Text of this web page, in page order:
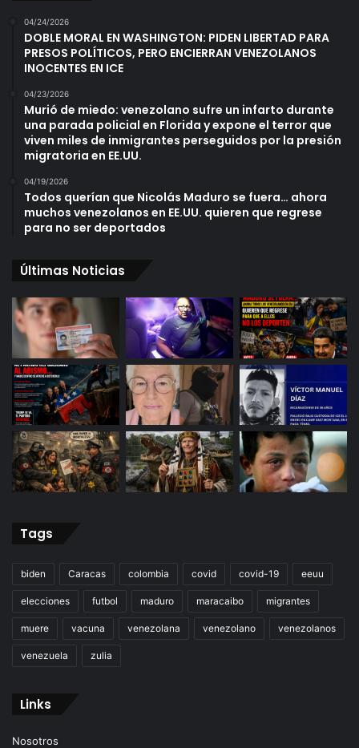
04/24/2026
DOBLE MORAL EN WASHINGTON: PIDEN LIBERTAD PARA
PRESOS POLÍTICOS, PERO ENCIERRAN VENEZOLANOS
INOCENTES EN ICE
04/23/2026
Murió de miedo: venezolano sufre un infarto durante
una parada policial en Florida y expone el terror que
viven miles de inmigrantes perseguidos por la presión
migratoria en EE.UU.
04/19/2026
Todos querían que Nicolás Maduro se fuera… ahora
muchos venezolanos en EE.UU. quieren que regrese
para no ser deportados
Últimas Noticias
Tags
biden Caracas colombia covid covid-19 eeuu
elecciones futbol maduro maracaibo migrantes
muere vacuna venezolana venezolano venezolanos
venezuela zulia
Links
Nosotros